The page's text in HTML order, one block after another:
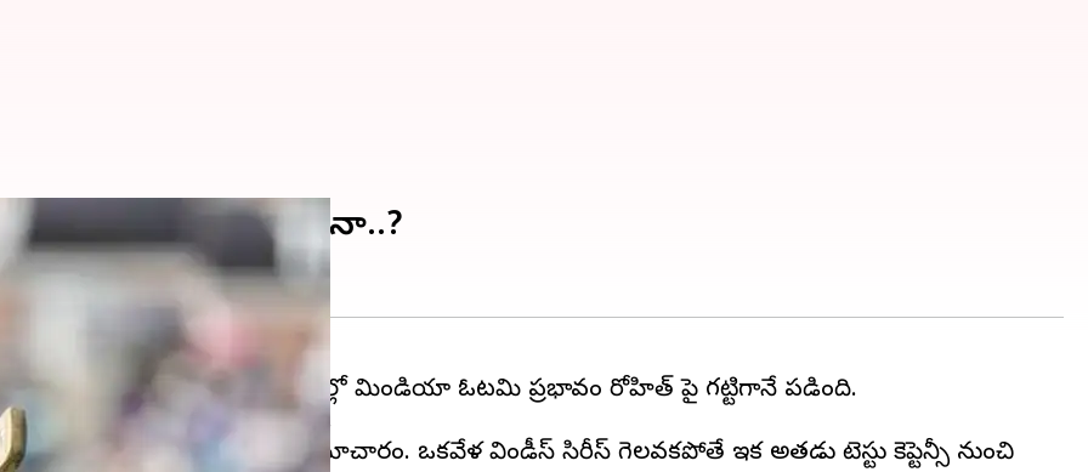
కెప్టెన్సీ ఉండేనా.. ఊడేనా..?
వరల్డ్ టెస్టు ఛాంపియన్ షిప్ ఫైనల్లో టీమిండియా ఓటమి ప్రభావం రోహిత్ పై గట్టిగానే పడింది.
కొనసాగే అవకాశం లేదని తెలుస్తోంది.
చివరిది కావచ్చని సమాచారం. ఒకవేళ విండీస్ సిరీస్ గెలవకపోతే ఇక అతడు టెస్టు కెప్టెన్సీ నుంచి